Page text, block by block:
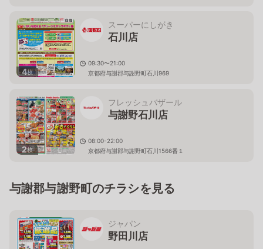
4枚
スーパーにしがき
石川店
09:30〜21:00
京都府与謝郡与謝野町石川969
2枚
フレッシュバザール
与謝野石川店
08:00-22:00
京都府与謝郡与謝野町石川1566番１
与謝郡与謝野町のチラシを見る
ジャパン
野田川店